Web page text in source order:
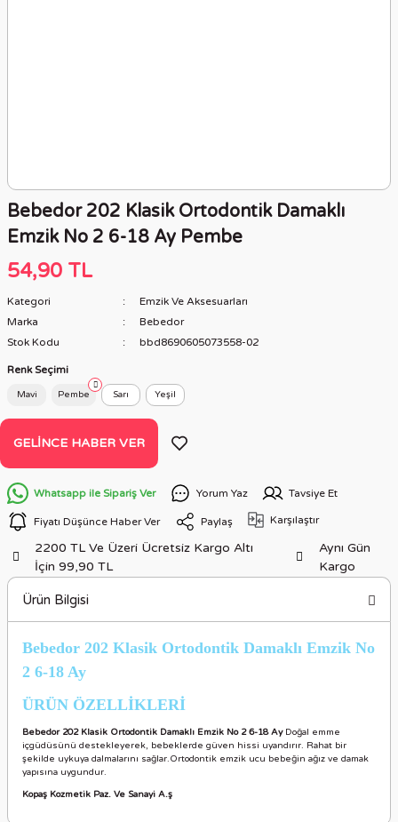
Bebedor 202 Klasik Ortodontik Damaklı
Emzik No 2 6-18 Ay Pembe
54,90 TL
Kategori
Emzik Ve Aksesuarları
Marka
Bebedor
Stok Kodu
bbd8690605073558-02
Renk Seçimi
Mavi Pembe Sarı Yeşil
GELINCE HABER VER
Whatsapp ile Sipariş Ver Yorum Yaz Tavsiye Et
Fiyatı Düşünce Haber Ver Paylaş Karşılaştır
2200 TL Ve Üzeri Ücretsiz Kargo Altı
İçin 99,90 TL
Aynı Gün
Kargo
Ürün Bilgisi
Bebedor 202 Klasik Ortodontik Damaklı Emzik No
2 6-18 Ay
ÜRÜN ÖZELLİKLERİ
Bebedor 202 Klasik Ortodontik Damaklı Emzik No 2 6-18 AyDoğal emme
içgüdüsünü destekleyerek, bebeklerde güven hissi uyandırır. Rahat bir
şekilde uykuya dalmalarını sağlar.Ortodontik emzik ucu bebeğin ağız ve damak
yapısına uygundur.
Kopaş Kozmetik Paz. Ve Sanayi A.ş